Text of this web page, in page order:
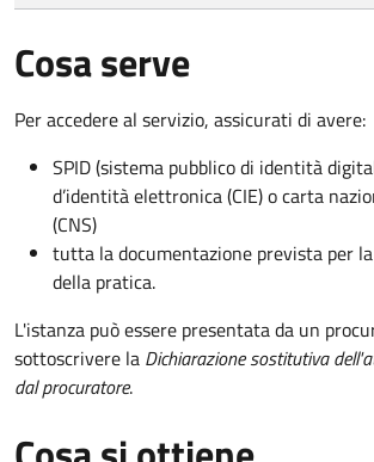
Cosa serve
Per accedere al servizio, assicurati di avere:
SPID (sistema pubblico di identità
d’identità elettronica (CIE) o carta
(CNS)
tutta la documentazione prevista per
della pratica.
L'istanza può essere presentata da un
sottoscrivere la Dichiarazione sostitutiva
dal procuratore.